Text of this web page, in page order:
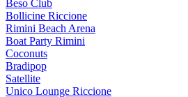
Beso Club
Bollicine Riccione
Rimini Beach Arena
Boat Party Rimini
Coconuts
Bradipop
Satellite
Unico Lounge Riccione